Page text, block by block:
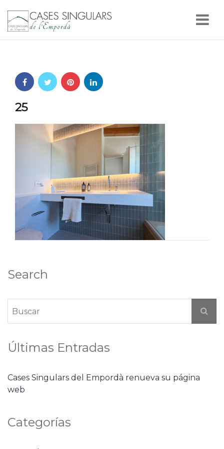
25
Search
Últimas Entradas
Cases Singulars del Empordà renueva su página
web
Categorías